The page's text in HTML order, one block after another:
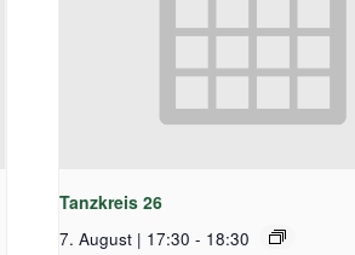
Tanzkreis 26
7. August | 17:30 - 18:30